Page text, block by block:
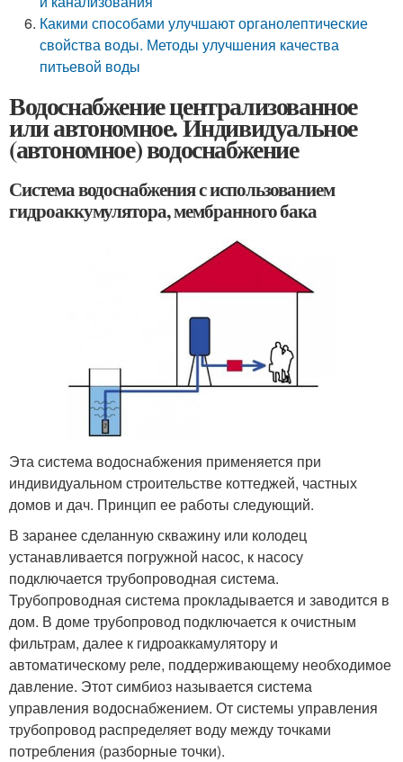
Какими способами улучшают органолептические
свойства воды. Методы улучшения качества
питьевой воды
Водоснабжение централизованное
или автономное. Индивидуальное
(автономное) водоснабжение
Система водоснабжения с использованием
гидроаккумулятора, мембранного бака
Эта система водоснабжения применяется при
индивидуальном строительстве коттеджей, частных
домов и дач. Принцип ее работы следующий.
В заранее сделанную скважину или колодец
устанавливается погружной насос, к насосу
подключается трубопроводная система.
Трубопроводная система прокладывается и заводится в
дом. В доме трубопровод подключается к очистным
фильтрам, далее к гидроаккамулятору и
автоматическому реле, поддерживающему необходимое
давление. Этот симбиоз называется система
управления водоснабжением. От системы управления
трубопровод распределяет воду между точками
потребления (разборные точки).